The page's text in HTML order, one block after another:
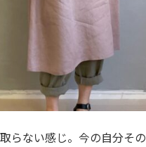
らない感じ。今の自分そ